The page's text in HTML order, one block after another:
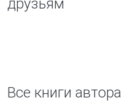
друзьям
Все книги